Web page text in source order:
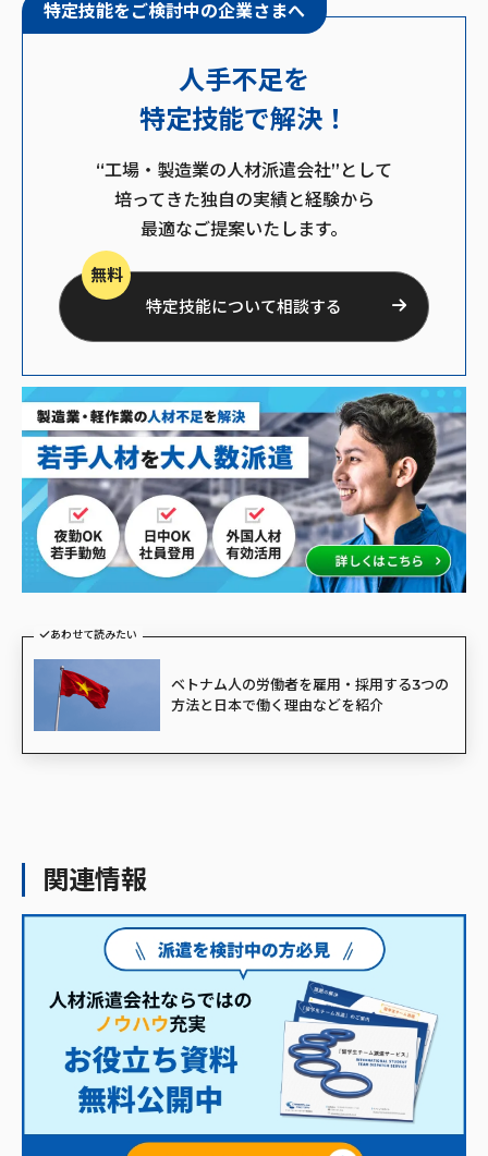
特定技能をご検討中の企業さまへ
人手不足を
特定技能で解決！
“工場・製造業の人材派遣会社”として
培ってきた独自の実績と経験から
最適なご提案いたします。
無料
特定技能について相談する
あわせて読みたい
ベトナム人の労働者を雇用・採用する3つの
方法と日本で働く理由などを紹介
関連情報